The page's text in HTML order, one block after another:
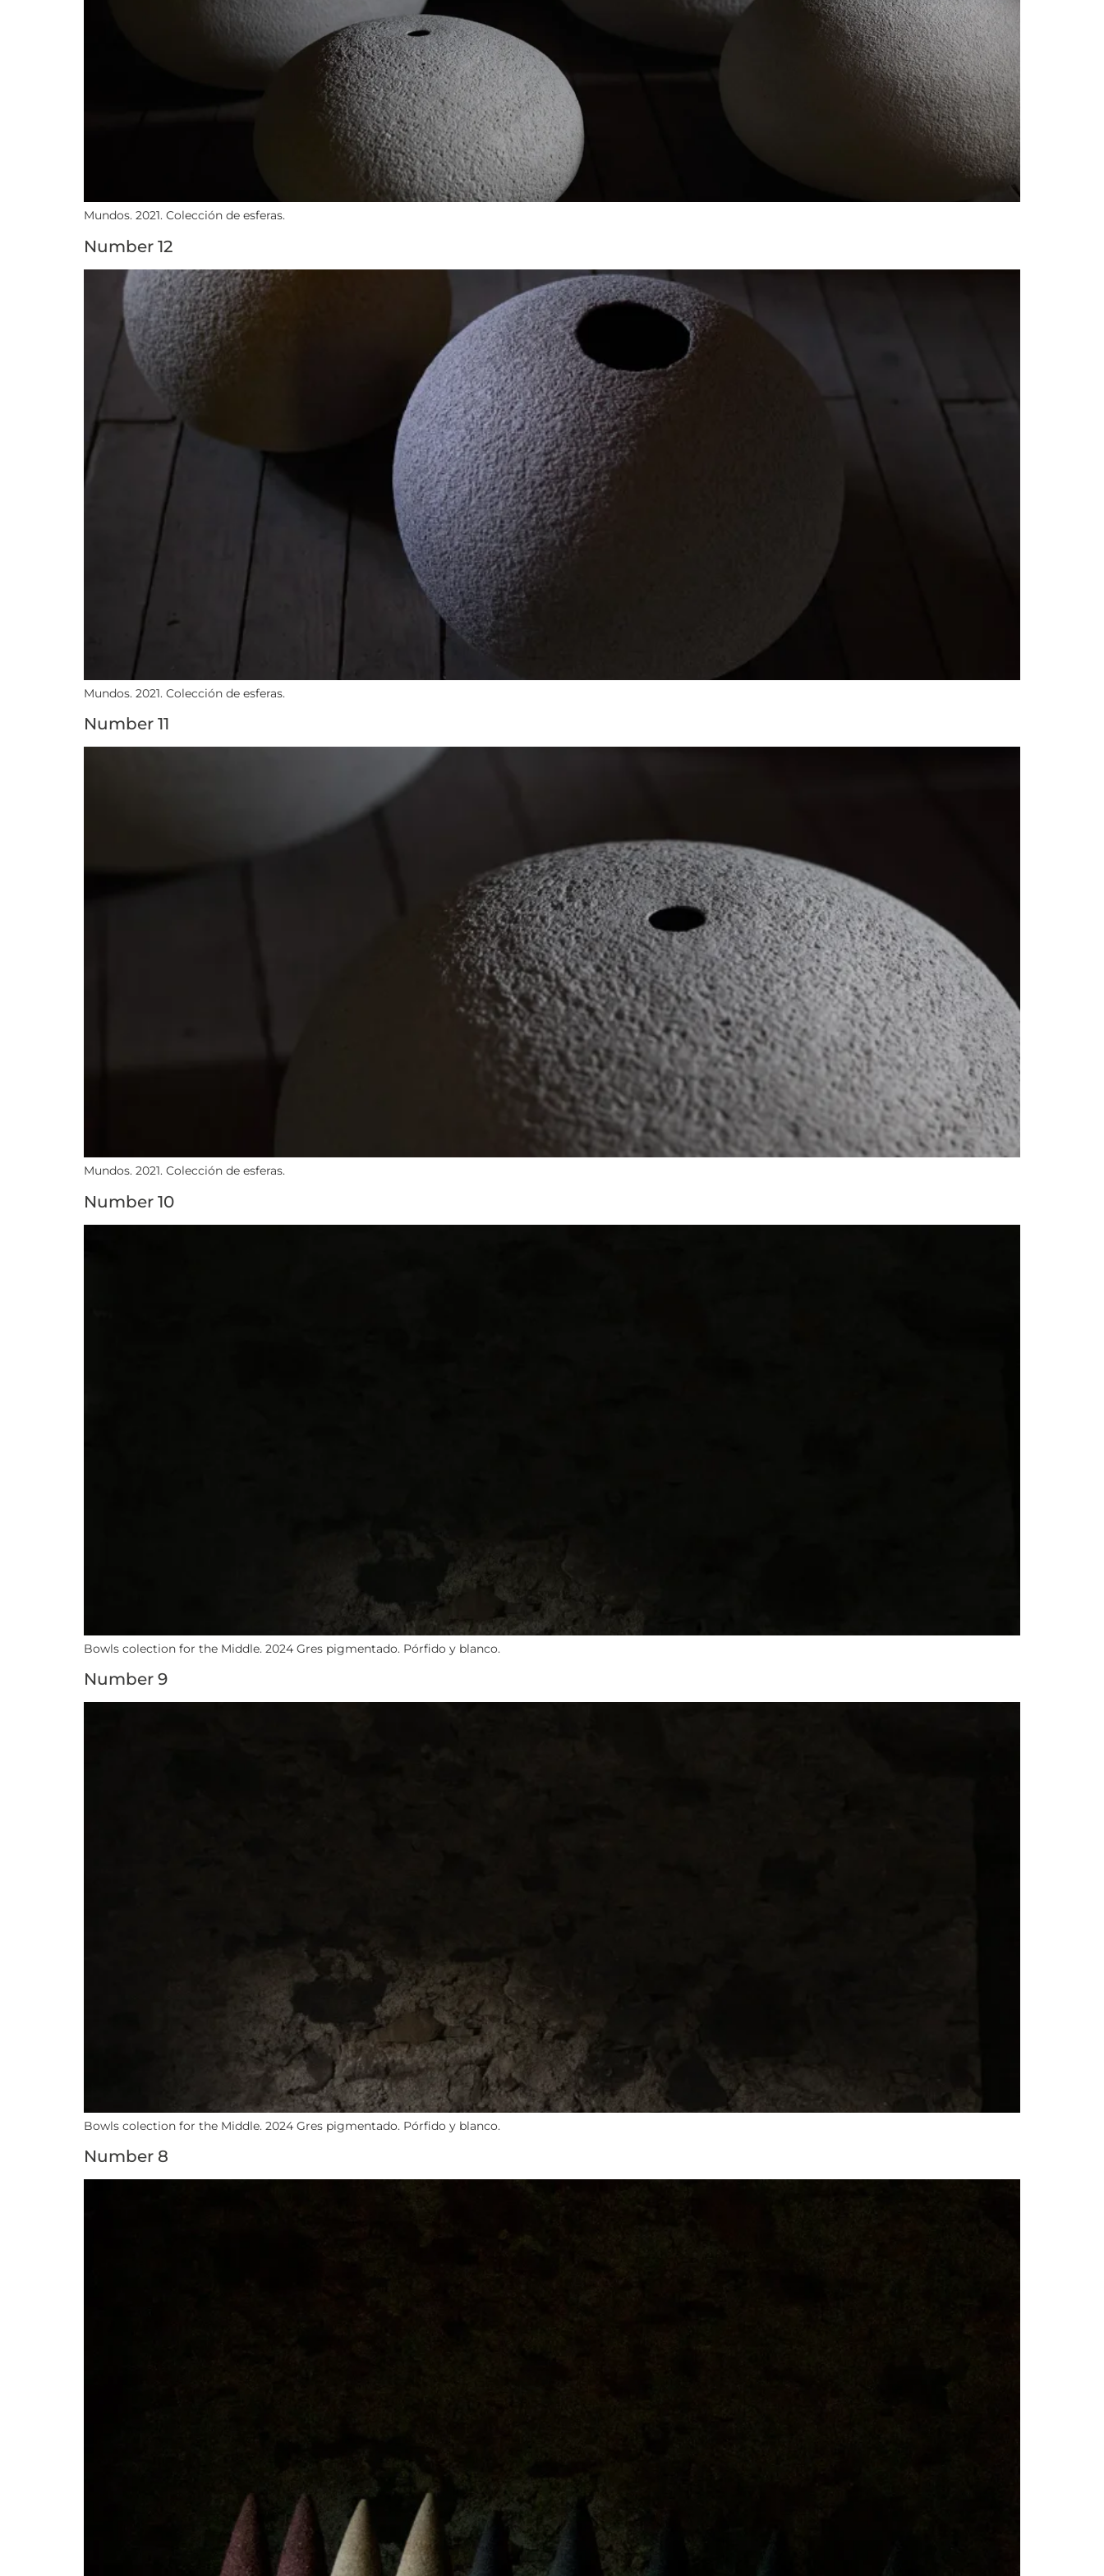
Mundos. 2021. Colección de esferas.
Number 12
Mundos. 2021. Colección de esferas.
Number 11
Mundos. 2021. Colección de esferas.
Number 10
Bowls colection for the Middle. 2024 Gres pigmentado. Pórfido y blanco.
Number 9
Bowls colection for the Middle. 2024 Gres pigmentado. Pórfido y blanco.
Number 8